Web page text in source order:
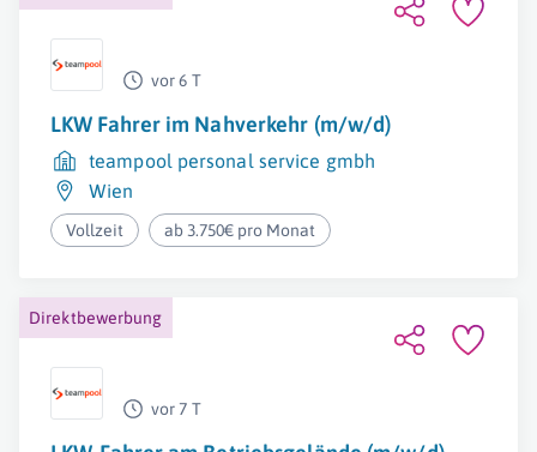
vor 6 T
LKW Fahrer im Nahverkehr (m/w/d)
teampool personal service gmbh
Wien
Vollzeit ab 3.750€ pro Monat
Direktbewerbung
vor 7 T